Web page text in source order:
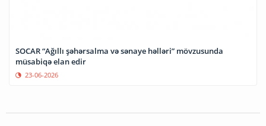
SOCAR “Ağıllı şəhərsalma və sənaye həlləri” mövzusunda
müsabiqə elan edir
23-06-2026